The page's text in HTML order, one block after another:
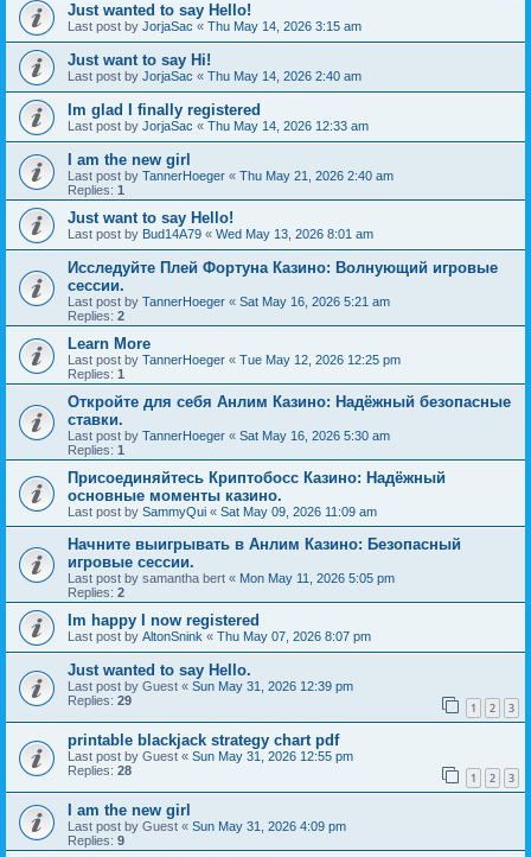
Just wanted to say Hello!
Last post by JorjaSac « Thu May 14, 2026 3:15 am
Just want to say Hi!
Last post by JorjaSac « Thu May 14, 2026 2:40 am
Im glad I finally registered
Last post by JorjaSac « Thu May 14, 2026 12:33 am
I am the new girl
Last post by TannerHoeger « Thu May 21, 2026 2:40 am
Replies: 1
Just want to say Hello!
Last post by Bud14A79 « Wed May 13, 2026 8:01 am
Исследуйте Плей Фортуна Казино: Волнующий игровые
сессии.
Last post by TannerHoeger « Sat May 16, 2026 5:21 am
Replies: 2
Learn More
Last post by TannerHoeger « Tue May 12, 2026 12:25 pm
Replies: 1
Откройте для себя Анлим Казино: Надёжный безопасные
ставки.
Last post by TannerHoeger « Sat May 16, 2026 5:30 am
Replies: 1
Присоединяйтесь Криптобосс Казино: Надёжный
основные моменты казино.
Last post by SammyQui « Sat May 09, 2026 11:09 am
Начните выигрывать в Анлим Казино: Безопасный
игровые сессии.
Last post by samantha bert « Mon May 11, 2026 5:05 pm
Replies: 2
Im happy I now registered
Last post by AltonSnink « Thu May 07, 2026 8:07 pm
Just wanted to say Hello.
Last post by Guest « Sun May 31, 2026 12:39 pm
Replies: 29 1 2 3
printable blackjack strategy chart pdf
Last post by Guest « Sun May 31, 2026 12:55 pm
Replies: 28 1 2 3
I am the new girl
Last post by Guest « Sun May 31, 2026 4:09 pm
Replies: 9